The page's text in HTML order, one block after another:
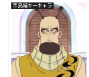
空島編キーキャラ